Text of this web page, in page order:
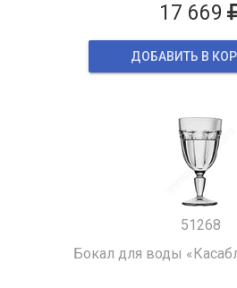
17 669
ДОБАВИТЬ В
51268
Бокал для воды